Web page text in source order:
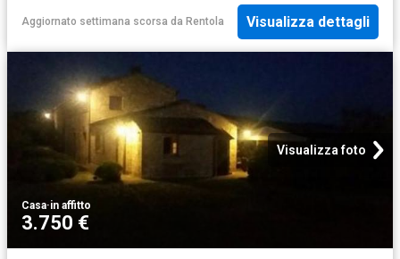
Aggiornato settimana scorsa da Rentola Visualizza dettagli
Visualizza foto
Casa·in affitto
3.750 €